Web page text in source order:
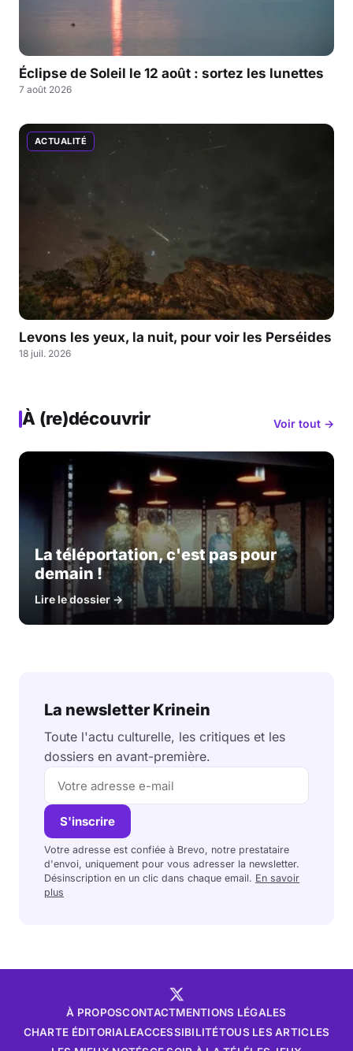
Éclipse de Soleil le 12 août : sortez les lunettes
7 août 2026
ACTUALITÉ
Levons les yeux, la nuit, pour voir les Perséides
18 juil. 2026
À (re)découvrir Voir tout →
La téléportation, c'est pas pour
demain !
Lire le dossier →
La newsletter Krinein
Toute l'actu culturelle, les critiques et les
dossiers en avant-première.
S'inscrire
Votre adresse est confiée à Brevo, notre prestataire
d'envoi, uniquement pour vous adresser la newsletter.
Désinscription en un clic dans chaque email. En savoir
plus
À PROPOSCONTACTMENTIONS LÉGALES
CHARTE ÉDITORIALEACCESSIBILITÉTOUS LES ARTICLES